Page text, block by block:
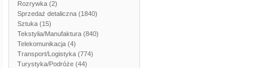
Rozrywka (2)
Sprzedaż detaliczna (1840)
Sztuka (15)
Tekstylia/Manufaktura (840)
Telekomunikacja (4)
Transport/Logistyka (774)
Turystyka/Podróże (44)